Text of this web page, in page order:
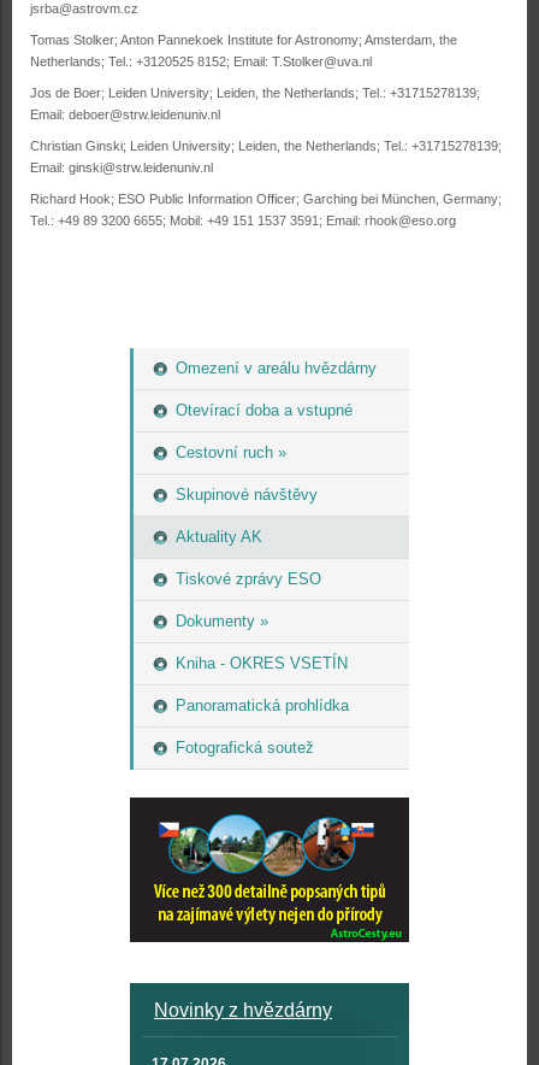
Omezení v areálu hvězdárny
Otevírací doba a vstupné
Cestovní ruch »
Skupinové návštěvy
Aktuality AK
Tiskové zprávy ESO
Dokumenty »
Kniha - OKRES VSETÍN
Panoramatická prohlídka
Fotografická soutež
Novinky z hvězdárny
jsrba@astrovm.cz
Tomas Stolker; Anton Pannekoek Institute for Astronomy; Amsterdam, the
Netherlands; Tel.: +3120525 8152; Email: T.Stolker@uva.nl
Jos de Boer; Leiden University; Leiden, the Netherlands; Tel.: +31715278139;
Email: deboer@strw.leidenuniv.nl
Christian Ginski; Leiden University; Leiden, the Netherlands; Tel.: +31715278139;
Email: ginski@strw.leidenuniv.nl
Richard Hook; ESO Public Information Officer; Garching bei München, Germany;
Tel.: +49 89 3200 6655; Mobil: +49 151 1537 3591; Email: rhook@eso.org